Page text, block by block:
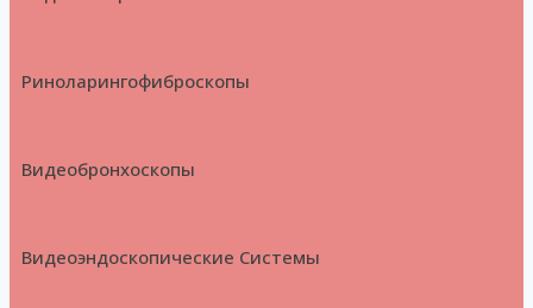
Риноларингофиброскопы
Видеобронхоскопы
Видеоэндоскопические Системы